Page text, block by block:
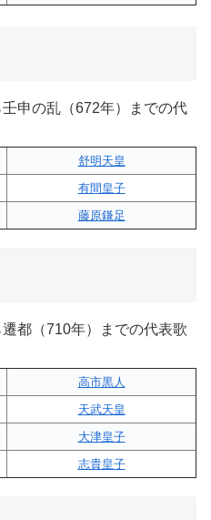
申の乱（672年）までの代
舒明天皇
有間皇子
藤原鎌足
都（710年）までの代表歌
高市黒人
天武天皇
大津皇子
志貴皇子